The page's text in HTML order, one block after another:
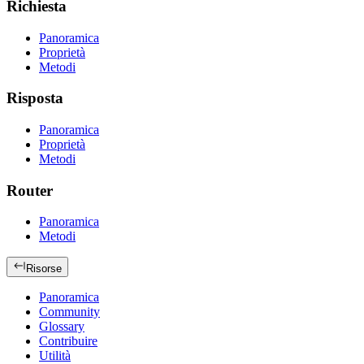
Richiesta
Panoramica
Proprietà
Metodi
Risposta
Panoramica
Proprietà
Metodi
Router
Panoramica
Metodi
Risorse
Panoramica
Community
Glossary
Contribuire
Utilità